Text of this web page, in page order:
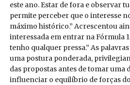
este ano. Estar de fora e observar
permite perceber que o interesse
máximo histórico.” Acrescentou
interessada em entrar na Fórmula
tenho qualquer pressa.” As
uma postura ponderada,
das propostas antes de tomar uma
influenciar o equilíbrio de forças